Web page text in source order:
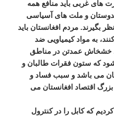
های غربی باید منافع همه
و ملت های آسیاسی
نظر بگیرند.مردم افغانستان باید
کنند، به مواد کیمیاویی ضد
خشخاش عمدتن در مناطق
که ستون فقرات طالبان و
می باشد و سبب فساد و
بزرگ اقتصاد افغانستان می
کردیم که کابل را در کنترول